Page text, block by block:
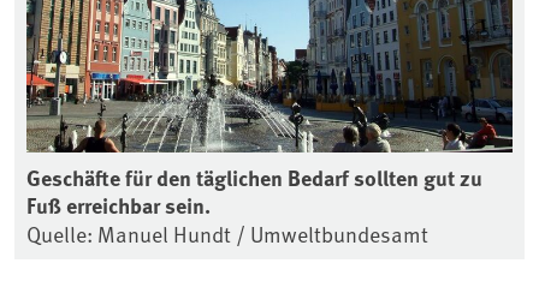
Geschäfte für den täglichen Bedarf sollten gut zu
Fuß erreichbar sein.
Quelle: Manuel Hundt / Umweltbundesamt